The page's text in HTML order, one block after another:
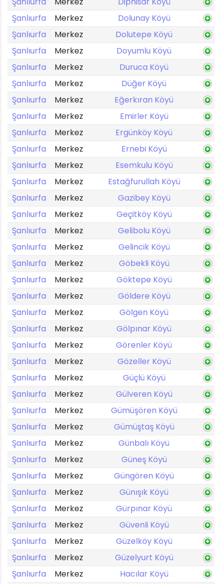
Şanlıurfa
Merkez
Dolunay Köyü
Şanlıurfa
Merkez
Dolutepe Köyü
Şanlıurfa
Merkez
Doyumlu Köyü
Şanlıurfa
Merkez
Duruca Köyü
Şanlıurfa
Merkez
Düğer Köyü
Şanlıurfa
Merkez
Eğerkıran Köyü
Şanlıurfa
Merkez
Emirler Köyü
Şanlıurfa
Merkez
Ergünköy Köyü
Şanlıurfa
Merkez
Ernebi Köyü
Şanlıurfa
Merkez
Esemkulu Köyü
Şanlıurfa
Merkez
Estağfurullah Köyü
Şanlıurfa
Merkez
Gazibey Köyü
Şanlıurfa
Merkez
Geçitköy Köyü
Şanlıurfa
Merkez
Gelibolu Köyü
Şanlıurfa
Merkez
Gelincik Köyü
Şanlıurfa
Merkez
Göbekli Köyü
Şanlıurfa
Merkez
Göktepe Köyü
Şanlıurfa
Merkez
Göldere Köyü
Şanlıurfa
Merkez
Gölgen Köyü
Şanlıurfa
Merkez
Gölpınar Köyü
Şanlıurfa
Merkez
Görenler Köyü
Şanlıurfa
Merkez
Gözeller Köyü
Şanlıurfa
Merkez
Güçlü Köyü
Şanlıurfa
Merkez
Gülveren Köyü
Şanlıurfa
Merkez
Gümüşören Köyü
Şanlıurfa
Merkez
Gümüştaş Köyü
Şanlıurfa
Merkez
Günbalı Köyü
Şanlıurfa
Merkez
Güneş Köyü
Şanlıurfa
Merkez
Güngören Köyü
Şanlıurfa
Merkez
Günışık Köyü
Şanlıurfa
Merkez
Gürpınar Köyü
Şanlıurfa
Merkez
Güvenli Köyü
Şanlıurfa
Merkez
Güzelköy Köyü
Şanlıurfa
Merkez
Güzelyurt Köyü
Şanlıurfa
Merkez
Hacılar Köyü